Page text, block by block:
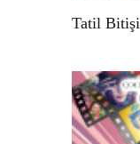
Tatil Bitişi